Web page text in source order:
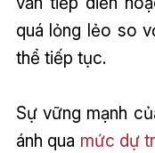
quá lỏng lẻo so
thể tiếp tục.
Sự vững mạnh
ánh qua mức dự